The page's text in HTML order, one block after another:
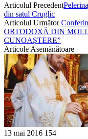
Articolul Precedent
din satul Cruglic
Articolul Următor
ORTODOXĂ DIN
CUNOAŞTERE”
Articole Asemănătoare
13 mai 2016 154